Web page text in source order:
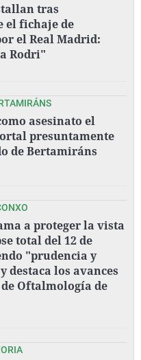
tras
el fichaje de
el Real Madrid:
Rodri"
asesinato el
presuntamente
de Bertamiráns
a proteger la vista
total del 12 de
"prudencia y
destaca los avances
Oftalmología de